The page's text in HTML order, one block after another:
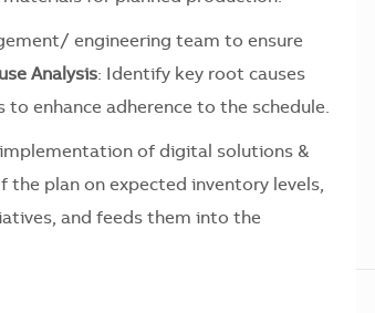
engineering team to ensure
Analysis: Identify key root causes
enhance adherence to the schedule.
of digital solutions &
the plan on expected inventory levels,
and feeds them into the